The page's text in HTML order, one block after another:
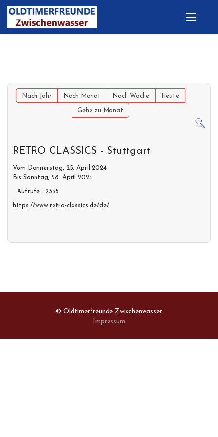
Nach Jahr Nach Monat Nach Woche Heute
Gehe zu Monat
RETRO CLASSICS - Stuttgart
Vom Donnerstag, 25. April 2024
Bis Sonntag, 28. April 2024
Aufrufe : 2335
https://www.retro-classics.de/de/
© Oldtimerfreunde Zwischenwasser
Impressum